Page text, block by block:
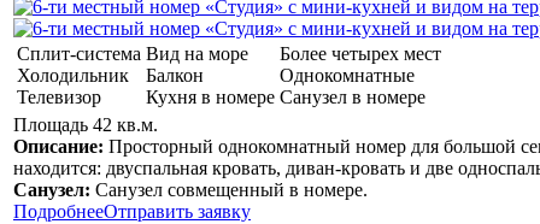
Сплит-система
Холодильник
Телевизор
Вид на море
Балкон
Кухня в номере
Более четырех мест
Однокомнатные
Санузел в номере
Площадь 42 кв.м.
Описание: Просторный однокомнатный номер для большой
находится: двуспальная кровать, диван-кровать и две
Санузел: Санузел совмещенный в номере.
ПодробнееОтправить заявку